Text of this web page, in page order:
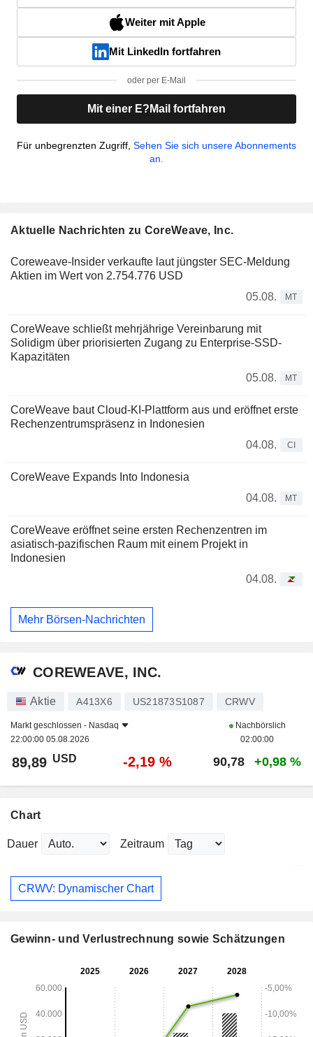
Weiter mit Apple
Mit LinkedIn fortfahren
oder per E-Mail
Mit einer E?Mail fortfahren
Für unbegrenzten Zugriff, Sehen Sie sich unsere Abonnements
an.
Aktuelle Nachrichten zu CoreWeave, Inc.
Coreweave-Insider verkaufte laut jüngster SEC-Meldung
Aktien im Wert von 2.754.776 USD
05.08.
MT
CoreWeave schließt mehrjährige Vereinbarung mit
Solidigm über priorisierten Zugang zu Enterprise-SSD-
Kapazitäten
05.08.
MT
CoreWeave baut Cloud-KI-Plattform aus und eröffnet erste
Rechenzentrumspräsenz in Indonesien
04.08.
CI
CoreWeave Expands Into Indonesia
04.08.
MT
CoreWeave eröffnet seine ersten Rechenzentren im
asiatisch-pazifischen Raum mit einem Projekt in
Indonesien
04.08.
Mehr Börsen-Nachrichten
COREWEAVE, INC.
Aktie A413X6 US21873S1087 CRWV
Markt geschlossen - Nasdaq
22:00:00 05.08.2026
Nachbörslich
02:00:00
89,89 USD -2,19 % 90,78 +0,98 %
Chart
Dauer Zeitraum
CRWV: Dynamischer Chart
Gewinn- und Verlustrechnung sowie Schätzungen